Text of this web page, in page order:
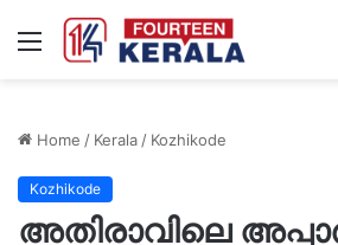
Menu
Home / Kerala/ Kozhikode
Kozhikode
അതിരാവിലെ